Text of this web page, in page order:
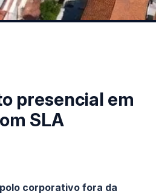
presencial em
SLA
corporativo fora da